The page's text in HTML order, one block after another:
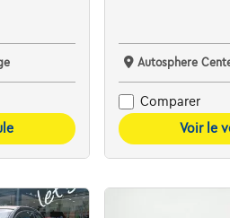
Autosphere
Comparer
Voir le